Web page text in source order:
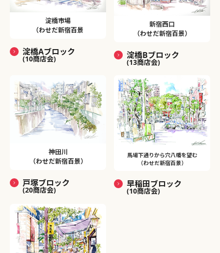
淀橋市場
（わせだ新宿百景
淀橋Aブロック
(10商店会)
新宿西口
（わせだ新宿百景）
淀橋Bブロック
(13商店会)
神田川
（わせだ新宿百景）
戸塚ブロック
(20商店会)
馬場下通りから穴八幡を望む
（わせだ新宿百景）
早稲田ブロック
(10商店会)